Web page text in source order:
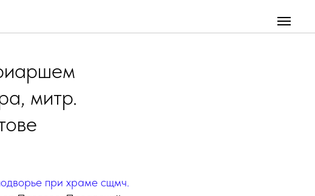
митр.
при храме сщмч.